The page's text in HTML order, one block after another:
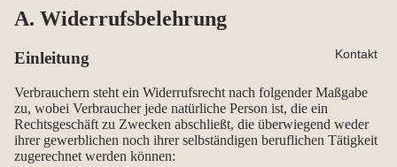
Kontakt
A. Widerrufsbelehrung
Einleitung
Verbrauchern steht ein Widerrufsrecht nach folgender Maßgabe
zu, wobei Verbraucher jede natürliche Person ist, die ein
Rechtsgeschäft zu Zwecken abschließt, die überwiegend weder
ihrer gewerblichen noch ihrer selbständigen beruflichen Tätigkeit
zugerechnet werden können: